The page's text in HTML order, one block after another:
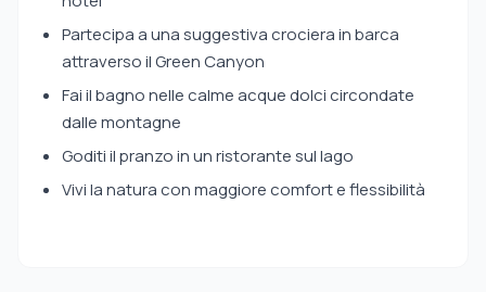
Partecipa a una suggestiva crociera in barca
attraverso il Green Canyon
Fai il bagno nelle calme acque dolci circondate
dalle montagne
Goditi il pranzo in un ristorante sul lago
Vivi la natura con maggiore comfort e flessibilità